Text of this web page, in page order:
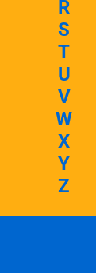
R
S
T
U
V
W
X
Y
Z